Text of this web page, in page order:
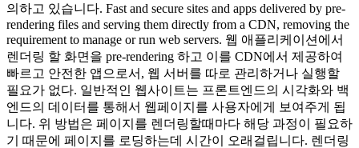
의하고 있습니다. Fast and secure sites and apps delivered by pre-
rendering files and serving them directly from a CDN, removing the
requirement to manage or run web servers. 웹 애플리케이션에서
렌더링 할 화면을 pre-rendering 하고 이를 CDN에서 제공하여
빠르고 안전한 앱으로서, 웹 서버를 따로 관리하거나 실행할
필요가 없다. 일반적인 웹사이트는 프론트엔드의 시각화와 백
엔드의 데이터를 통해서 웹페이지를 사용자에게 보여주게 됩
니다. 위 방법은 페이지를 렌더링할때마다 해당 과정이 필요하
기 때문에 페이지를 로딩하는데 시간이 오래걸립니다. 렌더링